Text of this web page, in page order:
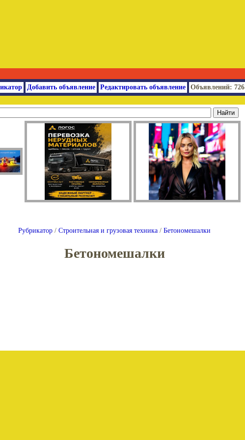
Добавить объявление Редактировать объявление Объявлений: 726
Рубрикатор / Строительная и грузовая техника / Бетономешалки
Бетономешалки